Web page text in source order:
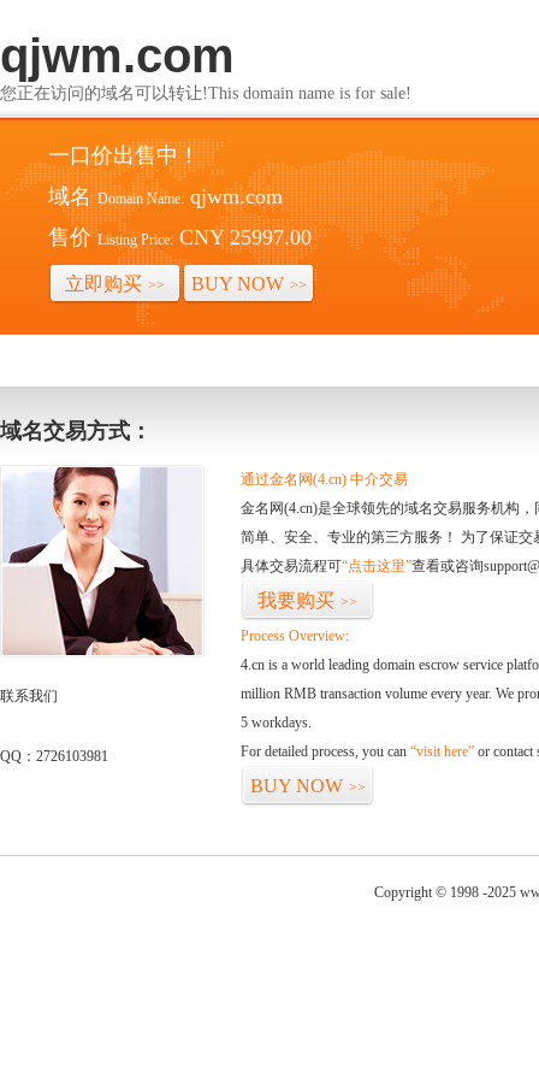
qjwm.com
您正在访问的域名可以转让!This domain name is for sale!
一口价出售中！
域名 Domain Name: qjwm.com
售价 Listing Price: CNY 25997.00
立即购买 >> BUY NOW >>
域名交易方式：
联系我们
QQ：2726103981
通过金名网(4.cn) 中介交易
金名网(4.cn)是全球领先的域名交易服务机构
简单、安全、专业的第三方服务！ 为了保证
具体交易流程可“点击这里”查看或咨询
我要购买 >>
Process Overview:
4.cn is a world leading domain escrow service
million RMB transaction volume every year. We
5 workdays.
For detailed process, you can “visit here” or contact
BUY NOW >>
Copyright © 1998 -2025